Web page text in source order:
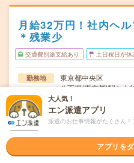
月給32万円！社内ヘ
＊残業少
交通費別途支給あり 土日祝日が休
勤務地
東京都中央区
八丁堀(東京都)駅から
曜日頻度 月～金（土日祝休み）
時間 9:00～17:00 （実働7
2026年10月上旬～
開始OK！
大人気！
エン派遣アプリ
派遣のお仕事情報がたくさん！
アプリを